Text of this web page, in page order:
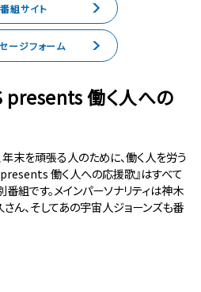
番組サイト
ージフォーム
presents 働く人への
末を頑張る人のために、働く人を労う
働く人への応援歌』はすべて
番組です。メインパーソナリティは神木
ん、そしてあの宇宙人ジョーンズも番